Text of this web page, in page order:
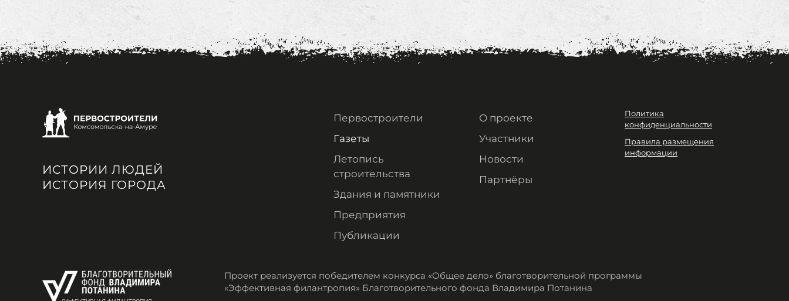
ИСТОРИИ ЛЮДЕЙ
ИСТОРИЯ ГОРОДА
Первостроители
Газеты
Летопись
строительства
Здания и памятники
Предприятия
Публикации
О проекте
Участники
Новости
Партнёры
Политика
конфиденциальности
Правила размещения
информации
Проект реализуется победителем конкурса «Общее дело» благотворительной программы
«Эффективная филантропия» Благотворительного фонда Владимира Потанина